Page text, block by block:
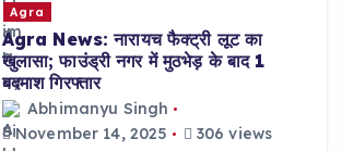
Agra
Agra News: नारायच फैक्ट्री लूट का
खुलासा; फाउंड्री नगर में मुठभेड़ के बाद 1
बदमाश गिरफ्तार
Abhimanyu Singh
November 14, 2025
306 views